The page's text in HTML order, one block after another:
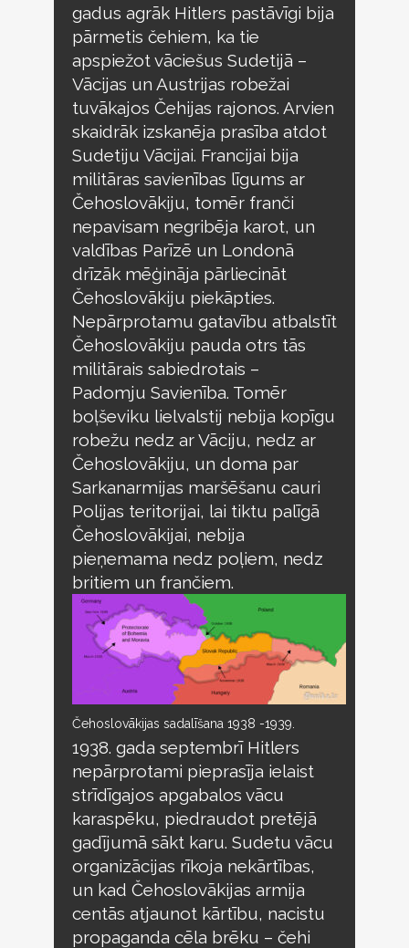
gadus agrāk Hitlers pastāvīgi bija
pārmetis čehiem, ka tie
apspiežot vāciešus Sudetijā –
Vācijas un Austrijas robežai
tuvākajos Čehijas rajonos. Arvien
skaidrāk izskanēja prasība atdot
Sudetiju Vācijai. Francijai bija
militāras savienības līgums ar
Čehoslovākiju, tomēr franči
nepavisam negribēja karot, un
valdības Parīzē un Londonā
drīzāk mēģināja pārliecināt
Čehoslovākiju piekāpties.
Nepārprotamu gatavību atbalstīt
Čehoslovākiju pauda otrs tās
militārais sabiedrotais –
Padomju Savienība. Tomēr
boļševiku lielvalstij nebija kopīgu
robežu nedz ar Vāciju, nedz ar
Čehoslovākiju, un doma par
Sarkanarmijas maršēšanu cauri
Polijas teritorijai, lai tiktu palīgā
Čehoslovākijai, nebija
pieņemama nedz poļiem, nedz
britiem un frančiem.
Čehoslovākijas sadalīšana 1938 -1939.
1938. gada septembrī Hitlers
nepārprotami pieprasīja ielaist
strīdīgajos apgabalos vācu
karaspēku, piedraudot pretējā
gadījumā sākt karu. Sudetu vācu
organizācijas rīkoja nekārtības,
un kad Čehoslovākijas armija
centās atjaunot kārtību, nacistu
propaganda cēla brēku – čehi